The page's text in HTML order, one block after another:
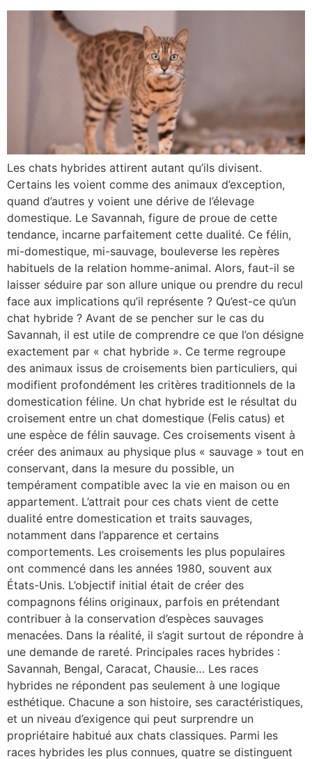
Les chats hybrides attirent autant qu’ils divisent.
Certains les voient comme des animaux d’exception,
quand d’autres y voient une dérive de l’élevage
domestique. Le Savannah, figure de proue de cette
tendance, incarne parfaitement cette dualité. Ce félin,
mi-domestique, mi-sauvage, bouleverse les repères
habituels de la relation homme-animal. Alors, faut-il se
laisser séduire par son allure unique ou prendre du recul
face aux implications qu’il représente ? Qu’est-ce qu’un
chat hybride ? Avant de se pencher sur le cas du
Savannah, il est utile de comprendre ce que l’on désigne
exactement par « chat hybride ». Ce terme regroupe
des animaux issus de croisements bien particuliers, qui
modifient profondément les critères traditionnels de la
domestication féline. Un chat hybride est le résultat du
croisement entre un chat domestique (Felis catus) et
une espèce de félin sauvage. Ces croisements visent à
créer des animaux au physique plus « sauvage » tout en
conservant, dans la mesure du possible, un
tempérament compatible avec la vie en maison ou en
appartement. L’attrait pour ces chats vient de cette
dualité entre domestication et traits sauvages,
notamment dans l’apparence et certains
comportements. Les croisements les plus populaires
ont commencé dans les années 1980, souvent aux
États-Unis. L’objectif initial était de créer des
compagnons félins originaux, parfois en prétendant
contribuer à la conservation d’espèces sauvages
menacées. Dans la réalité, il s’agit surtout de répondre à
une demande de rareté. Principales races hybrides :
Savannah, Bengal, Caracat, Chausie… Les races
hybrides ne répondent pas seulement à une logique
esthétique. Chacune a son histoire, ses caractéristiques,
et un niveau d’exigence qui peut surprendre un
propriétaire habitué aux chats classiques. Parmi les
races hybrides les plus connues, quatre se distinguent